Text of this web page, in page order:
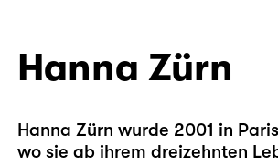
Hanna Zürn
Hanna Zürn wurde 2001 in
wo sie ab ihrem dreizehnten